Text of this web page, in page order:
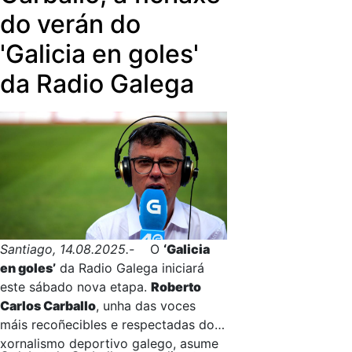
do verán do
'Galicia en goles'
da Radio Galega
Santiago, 14.08.2025.- O ‘Galicia
en goles’ da Radio Galega iniciará
este sábado nova etapa. Roberto
Carlos Carballo, unha das voces
máis recoñecibles e respectadas do
xornalismo deportivo galego, asume